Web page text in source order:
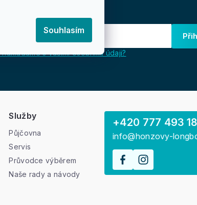
Souhlasím
s vašimi osobními údaji?
Služby
Půjčovna
Servis
Průvodce výběrem
Naše rady a návody
+420 777 493
info@honzovy-